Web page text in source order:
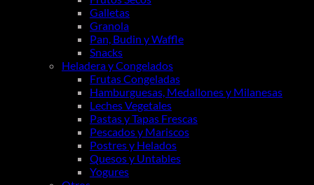
Galletas
Granola
Pan, Budin y Waffle
Snacks
Heladera y Congelados
Frutas Congeladas
Hamburguesas, Medallones y Milanesas
Leches Vegetales
Pastas y Tapas Frescas
Pescados y Mariscos
Postres y Helados
Quesos y Untables
Yogures